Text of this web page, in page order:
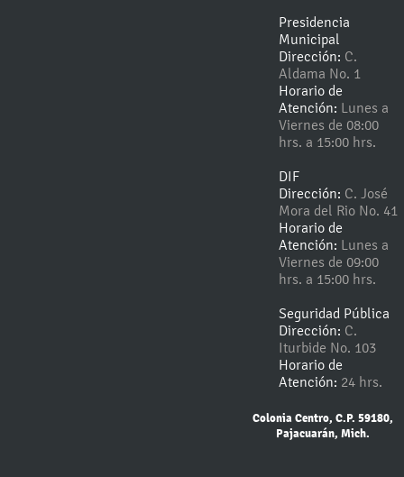
Presidencia
Municipal
Dirección: C.
Aldama No. 1
Horario de
Atención: Lunes a
Viernes de 08:00
hrs. a 15:00 hrs.
DIF
Dirección: C. José
Mora del Rio No. 41
Horario de
Atención: Lunes a
Viernes de 09:00
hrs. a 15:00 hrs.
Seguridad Pública
Dirección: C.
Iturbide No. 103
Horario de
Atención: 24 hrs.
Colonia Centro, C.P. 59180,
Pajacuarán, Mich.